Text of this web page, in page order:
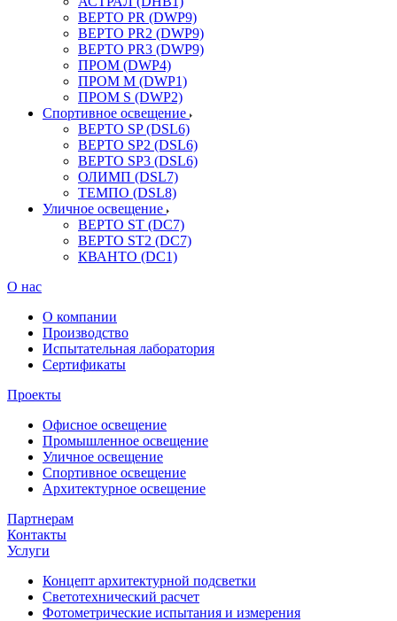
ВЕРТО PR (DWP9)
ВЕРТО PR2 (DWP9)
ВЕРТО PR3 (DWP9)
ПРОМ (DWP4)
ПРОМ M (DWP1)
ПРОМ S (DWP2)
Спортивное освещение
ВЕРТО SP (DSL6)
ВЕРТО SP2 (DSL6)
ВЕРТО SP3 (DSL6)
ОЛИМП (DSL7)
ТЕМПО (DSL8)
Уличное освещение
ВЕРТО ST (DC7)
ВЕРТО ST2 (DC7)
КВАНТО (DC1)
О нас
О компании
Производство
Испытательная лаборатория
Сертификаты
Проекты
Офисное освещение
Промышленное освещение
Уличное освещение
Спортивное освещение
Архитектурное освещение
Партнерам
Контакты
Услуги
Концепт архитектурной подсветки
Светотехнический расчет
Фотометрические испытания и измерения